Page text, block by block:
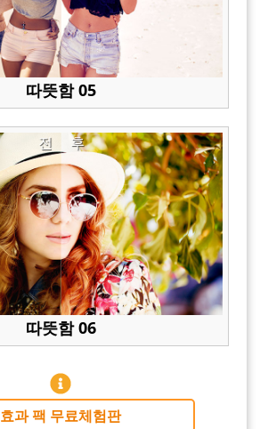
따뜻함 05
후
전
따뜻함 06
효과 팩 무료체험판